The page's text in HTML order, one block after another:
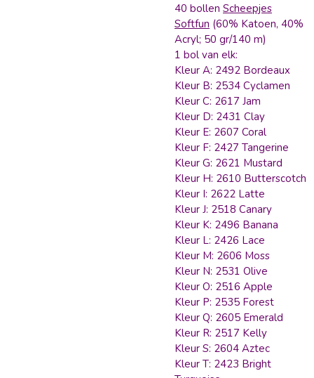
40 bollen Scheepjes
Softfun (60% Katoen, 40%
Acryl; 50 gr/140 m)
1 bol van elk:
Kleur A: 2492 Bordeaux
Kleur B: 2534 Cyclamen
Kleur C: 2617 Jam
Kleur D: 2431 Clay
Kleur E: 2607 Coral
Kleur F: 2427 Tangerine
Kleur G: 2621 Mustard
Kleur H: 2610 Butterscotch
Kleur I: 2622 Latte
Kleur J: 2518 Canary
Kleur K: 2496 Banana
Kleur L: 2426 Lace
Kleur M: 2606 Moss
Kleur N: 2531 Olive
Kleur O: 2516 Apple
Kleur P: 2535 Forest
Kleur Q: 2605 Emerald
Kleur R: 2517 Kelly
Kleur S: 2604 Aztec
Kleur T: 2423 Bright